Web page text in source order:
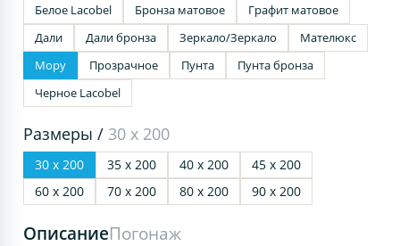
Белое Lacobel Бронза матовое
Графит матовое
Дали
Дали бронза Зеркало/Зеркало
Мателюкс
Мору
Прозрачное Пунта
Пунта бронза
Черное Lacobel
Размеры / 30 х 200
30 х 200 35 х 200 40 х 200
45 х 200
60 х 200
70 х 200 80 х 200 90 х 200
ОписаниеПогонаж